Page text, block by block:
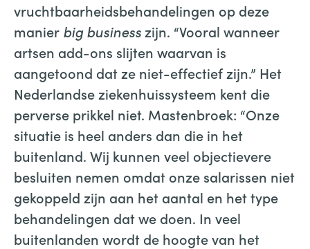
vruchtbaarheidsbehandelingen op deze
manier big businesszijn. “Vooral wanneer
artsen add-ons slijten waarvan is
aangetoond dat ze niet-effectief zijn.” Het
Nederlandse ziekenhuissysteem kent die
perverse prikkel niet. Mastenbroek: “Onze
situatie is heel anders dan die in het
buitenland. Wij kunnen veel objectievere
besluiten nemen omdat onze salarissen niet
gekoppeld zijn aan het aantal en het type
behandelingen dat we doen. In veel
buitenlanden wordt de hoogte van het